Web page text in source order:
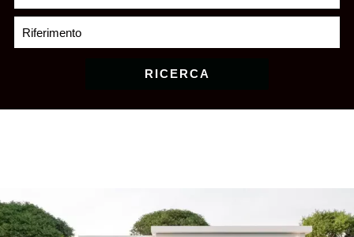
RICERCA